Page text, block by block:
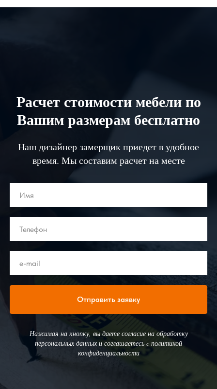
Расчет стоимости мебели по
Вашим размерам бесплатно
Наш дизайнер замерщик приедет в удобное
время. Мы составим расчет на месте
Отправить заявку
Нажимая на кнопку, вы даете согласие на обработку
персональных данных и соглашаетесь c политикой
конфиденциальности